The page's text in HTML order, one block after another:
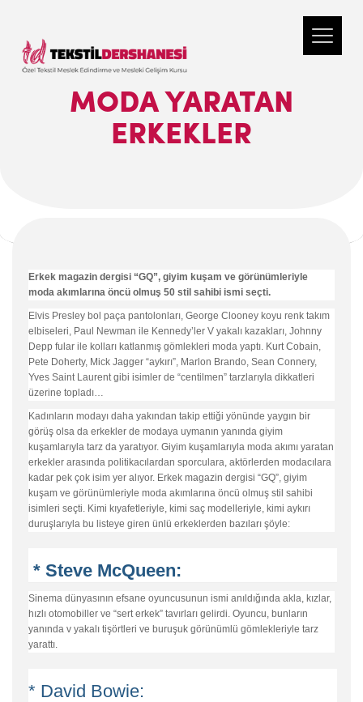
MODA YARATAN
ERKEKLER
Erkek magazin dergisi “GQ”, giyim kuşam ve görünümleriyle
moda akımlarına öncü olmuş 50 stil sahibi ismi seçti.
Elvis Presley bol paça pantolonları, George Clooney koyu renk takım
elbiseleri, Paul Newman ile Kennedy’ler V yakalı kazakları, Johnny
Depp fular ile kolları katlanmış gömlekleri moda yaptı. Kurt Cobain,
Pete Doherty, Mick Jagger “aykırı”, Marlon Brando, Sean Connery,
Yves Saint Laurent gibi isimler de “centilmen” tarzlarıyla dikkatleri
üzerine topladı…
Kadınların modayı daha yakından takip ettiği yönünde yaygın bir
görüş olsa da erkekler de modaya uymanın yanında giyim
kuşamlarıyla tarz da yaratıyor. Giyim kuşamlarıyla moda akımı yaratan
erkekler arasında politikacılardan sporculara, aktörlerden modacılara
kadar pek çok isim yer alıyor. Erkek magazin dergisi “GQ”, giyim
kuşam ve görünümleriyle moda akımlarına öncü olmuş stil sahibi
isimleri seçti. Kimi kıyafetleriyle, kimi saç modelleriyle, kimi aykırı
duruşlarıyla bu listeye giren ünlü erkeklerden bazıları şöyle:
* Steve McQueen:
Sinema dünyasının efsane oyuncusunun ismi anıldığında akla, kızlar,
hızlı otomobiller ve “sert erkek” tavırları gelirdi. Oyuncu, bunların
yanında v yakalı tişörtleri ve buruşuk görünümlü gömlekleriyle tarz
yarattı.
* David Bowie: